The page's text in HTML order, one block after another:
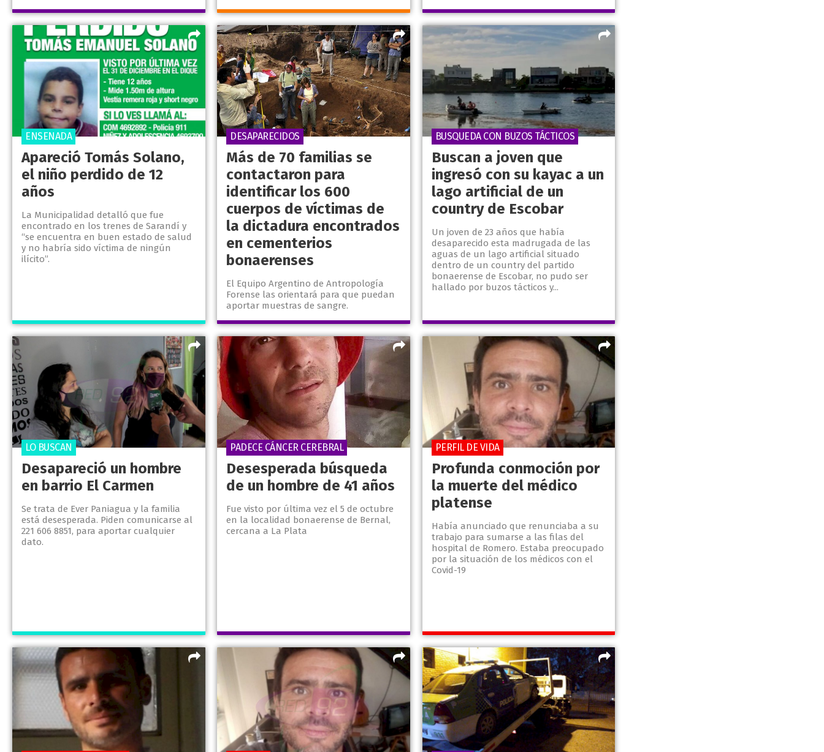
Apareció Tomás Solano,
el niño perdido de 12
años
La Municipalidad detalló que fue
encontrado en los trenes de Sarandí y
“se encuentra en buen estado de salud
y no habría sido víctima de ningún
ilícito”.
ENSENADA
Más de 70 familias se
contactaron para
identificar los 600
cuerpos de víctimas de
la dictadura encontrados
en cementerios
bonaerenses
El Equipo Argentino de Antropología
Forense las orientará para que puedan
aportar muestras de sangre.
DESAPARECIDOS
Buscan a joven que
ingresó con su kayac a un
lago artificial de un
country de Escobar
Un joven de 23 años que había
desaparecido esta madrugada de las
aguas de un lago artificial situado
dentro de un country del partido
bonaerense de Escobar, no pudo ser
hallado por buzos tácticos y...
BUSQUEDA CON BUZOS TÁCTICOS
Desapareció un hombre
en barrio El Carmen
Se trata de Ever Paniagua y la familia
está desesperada. Piden comunicarse al
221 606 8851, para aportar cualquier
dato.
LO BUSCAN
Desesperada búsqueda
de un hombre de 41 años
Fue visto por última vez el 5 de octubre
en la localidad bonaerense de Bernal,
cercana a La Plata
PADECE CÁNCER CEREBRAL
Profunda conmoción por
la muerte del médico
platense
Había anunciado que renunciaba a su
trabajo para sumarse a las filas del
hospital de Romero. Estaba preocupado
por la situación de los médicos con el
Covid-19
PERFIL DE VIDA